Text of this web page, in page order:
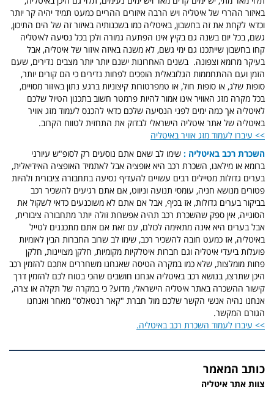
באיזור ההררי של איטליה ויש הרבה איזורים ההריים כמעט תמיד יהיה קר יותר
וכדאי לקחת את זה בחשבון, באיטליה כמו בשכנותיה באיזור זה של הים התיכון,
גשם, בכל יום בשנה גם בקיץ אינו הפתעה גמורה ולכן בכל נסיעה לאיטליה
קחו בחשבון שייתכנו גם ימי גשם, לא משנה באיזה איזור של איטליה, אבל
בעיקר מרומא וצפונה. בשנים האחרונות ישנם יותר יותר מצבים נדירים, שעם
הזמן ועם ההתחממות הגלובאלית הופכים לפחות נדירים כי הם קורים יותר,
סופות שלג, או סופות חול, או טמפרטורות קיצוניות ברגע נתון באיזור מסויים,
בכל מקרה מזג האוויר אינו אמור להיות פרמטר חשוב בתכנון הטיול שלכם
לאיטליה אך כמה ימים לפני הנסיעה שלכם כדאי להכנס לעמוד מזג אוויר
באיטליה של אתר איטליה הישראלי לבדוק את התחזית לטווח הקרוב.
>> עיברו לעמוד מזג אוויר באיטליה
השכרת רכב באיטליה : שימו לב שאם אתם נוסעים רק לסופ"ש עיורני
ברומא או מילאנו, השכרת רכב היא אופציה אבל לאתמיד האופציה האידיאלית,
בערים גדולות מטיילים רבים עשויים להעדיף נסיעה בתחבורה ציבורית ולהיות
פטורים מנושא חניה, עומסי תנועה וניווט, אם אתם רגיעים להשכיר רכב
בביקור בערים גדולות, אז בכיף, אבל אם אתם לא משוכנעים כדאי לשקול את
הסוגייה, אין ספק שהשכרת רכב תהיה אפשרות זולה יותר מתחבורה ציבורית,
אבל בערים היא אינה מתאימה לכולם, עם זאת אם אתם מתכננים לטייל
באיטליה, אז כמעט חובה להשכיר רכב, שימו לב שרוב החברות הבין לאומיות
פועלות ביעדי איטליה וגם חברות איטלקיות מקומיות, חלקן מצויינות, חלקן
פחות מומלצות, שלא כמו במקרה הטיסה שאנחנו משחררים אתכם להזמין רכב
היכן שתרצו, בנושא רכב באיטליה אנחנו חושבים שהכי בטוח לכם להזמין דרך
קישור ההשכרה באתר איטליה הישראלי, מדוע? כי במקרה של תקלה או צרה,
אנחנו נהיה אנשי הקשר שלכם מול חברת "קאר רנטאלס" מאחר ואנחנו
הגורם המקשר.
>> עיברו לעמוד השכרת רכב באיטליה.
כותב המאמר
צוות אתר איטליה